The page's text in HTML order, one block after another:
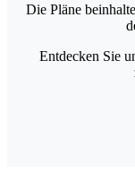
Die Pläne
Entdecken Sie